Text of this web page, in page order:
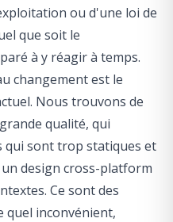
ou d'une loi de
que soit le
à y réagir à temps.
changement est le
Nous trouvons de
qualité, qui
qui sont trop statiques et
design cross-platform
Ce sont des
quel inconvénient,